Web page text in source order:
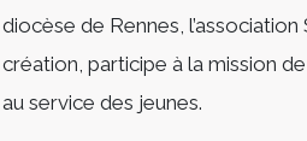
diocèse de Rennes, l’association
création, participe à la mission
au service des jeunes.